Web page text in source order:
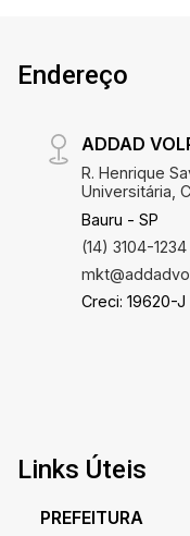
Endereço
ADDAD
R. Henrique
Universitária,
Bauru - SP
(14) 3104-1234
Creci: 19620-J
Links Úteis
PREFEITURA